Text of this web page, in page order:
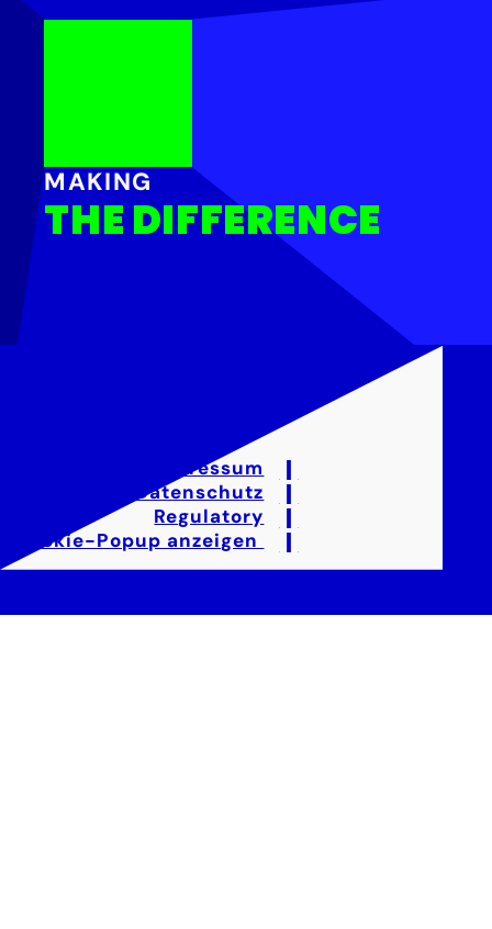
MAKING
THE DIFFERENCE
Impressum
Datenschutz
Regulatory
Cookie-Popup anzeigen